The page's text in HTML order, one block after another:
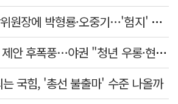
민주당 TK 시·도당위원장에 박형룡·오중기…'험지' 총선 이끈다
황희 '버스 하우스' 제안 후폭풍…야권 "청년 우롱·현실 괴리" 총공세
국힘, '총선 불출마' 수준 나올까